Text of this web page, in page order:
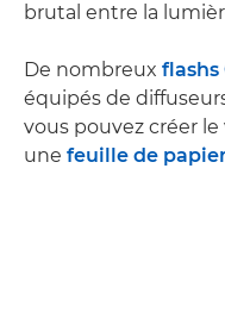
brutal entre la
De nombreux flashs
équipés de
vous pouvez créer
une feuille de